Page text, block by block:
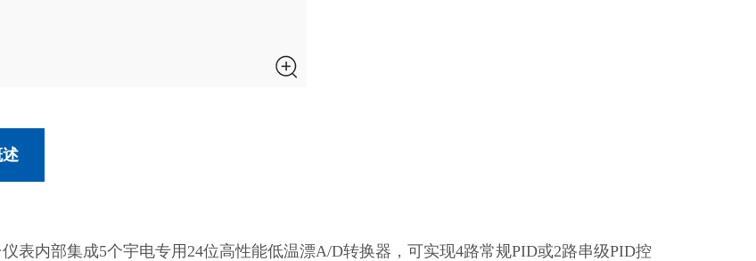
表内部集成5个宇电专用24位高性能低温漂A/D转换器，可实现4路常规PID或2路串级PID控